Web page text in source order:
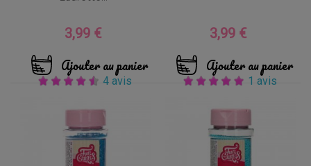
Prix
3,99 €
Ajouter au panier
4 avis
Prix
3,99 €
Ajouter au panier
1 avis